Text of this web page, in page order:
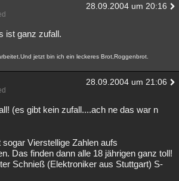
Mystery Kriminalfälle
Technologie
Unterhaltung
Gruppen Gaming Filme
Allmystery
28.09.2004 um 20:16
ist ganz zufall.
jetzt bin ich ein leckeres Brot,Roggenbrot.
28.09.2004 um 21:06
(es gibt kein zufall....ach ne das war n
Vierstellige Zahlen aufs
Das finden dann alle 18 jährigen ganz toll!
Schnieß (Elektroniker aus Stuttgart) S-